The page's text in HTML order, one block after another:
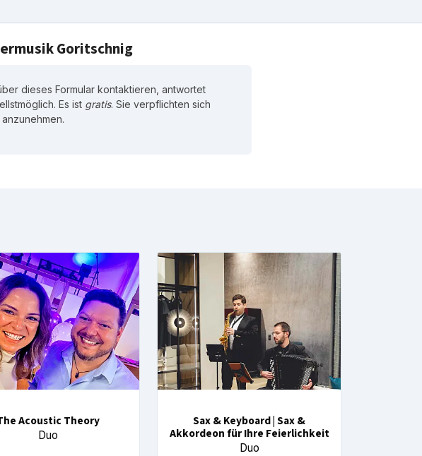
Goritschnig
dieses Formular kontaktieren, antwortet
Es ist gratis. Sie verpflichten sich
Acoustic Theory
Duo
Sax & Keyboard | Sax &
Akkordeon für Ihre Feierlichkeit
Duo